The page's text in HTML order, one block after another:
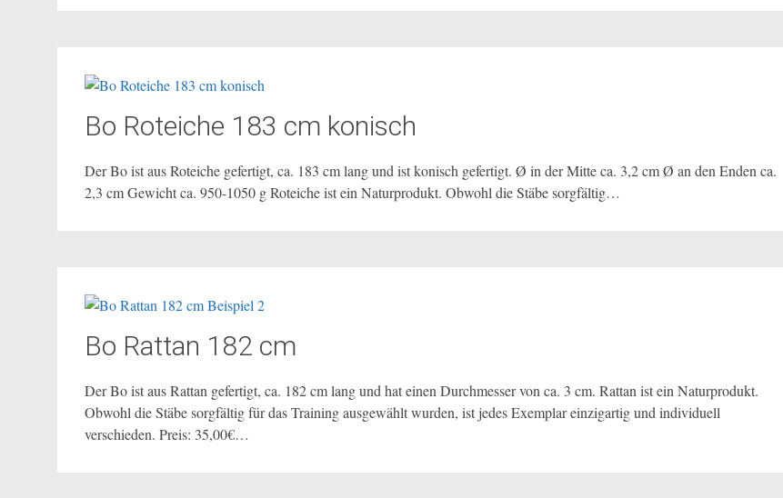
Bo Roteiche 183 cm konisch
Der Bo ist aus Roteiche gefertigt, ca. 183 cm lang und ist konisch gefertigt. Ø in der Mitte ca. 3,2 cm Ø an den Enden ca.
2,3 cm Gewicht ca. 950-1050 g Roteiche ist ein Naturprodukt. Obwohl die Stäbe sorgfältig…
Bo Rattan 182 cm
Der Bo ist aus Rattan gefertigt, ca. 182 cm lang und hat einen Durchmesser von ca. 3 cm. Rattan ist ein Naturprodukt.
Obwohl die Stäbe sorgfältig für das Training ausgewählt wurden, ist jedes Exemplar einzigartig und individuell
verschieden. Preis: 35,00€…